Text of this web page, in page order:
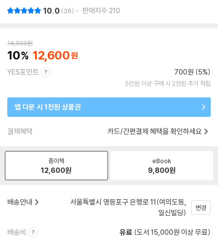
10.0 26 판매지수 210
14,000원
10 12,600
YES포인트 700원 (5%)
5만원 이상 구매 시 2천원 추가 적립
앱 다운 시 1천원 상품권
결제혜택 카드/간편결제 혜택을 확인하세요
종이책
12,600원
eBook
9,800원
배송안내
서울특별시 영등포구 은행로 11(여의도동,
일신빌딩)
변경
배송비 유료 (도서 15,000원 이상 무료)